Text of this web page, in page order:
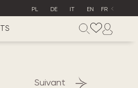
PL DE IT EN FR
Suivant